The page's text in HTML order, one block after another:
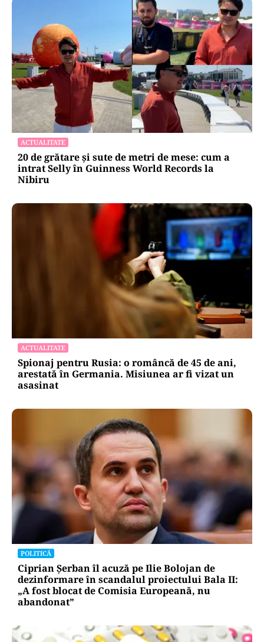
ACTUALITATE
20 de grătare și sute de metri de mese: cum a
intrat Selly în Guinness World Records la
Nibiru
ACTUALITATE
Spionaj pentru Rusia: o româncă de 45 de ani,
arestată în Germania. Misiunea ar fi vizat un
asasinat
POLITICĂ
Ciprian Șerban îl acuză pe Ilie Bolojan de
dezinformare în scandalul proiectului Bala II:
„A fost blocat de Comisia Europeană, nu
abandonat”